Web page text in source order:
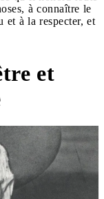
à connaître le
et à la respecter, et
et